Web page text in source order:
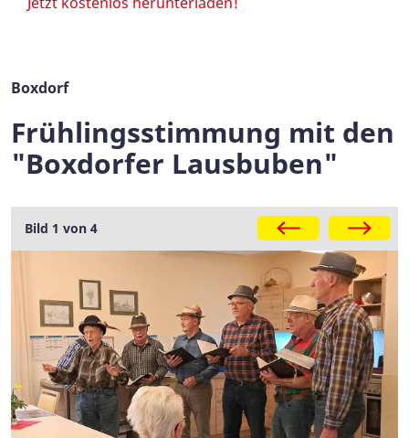
Boxdorf
Frühlingsstimmung mit den
"Boxdorfer Lausbuben"
Galerie
Bild 1 von 4